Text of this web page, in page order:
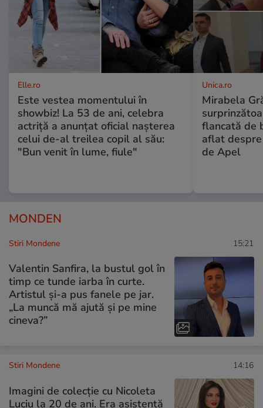
Elle.ro
Este vestea momentului în
showbiz! La 53 de ani, celebra
actriță a anunțat oficial nașterea
celui de-al treilea copil al său:
"Bun venit în lume, fiule"
Unica.ro
Mirabela
flancată de
aflat
de Apel
MONDEN
Stiri Mondene 15:21
Valentin Sanfira, la bustul gol în
timp ce tunde iarba în curte.
Artistul și-a pus fanele pe jar.
„La muncă mă ajută și pe mine
cineva?”
Stiri Mondene 14:16
Imagini de colecție cu Nicoleta
Luciu la 20 de ani. Era asistentă